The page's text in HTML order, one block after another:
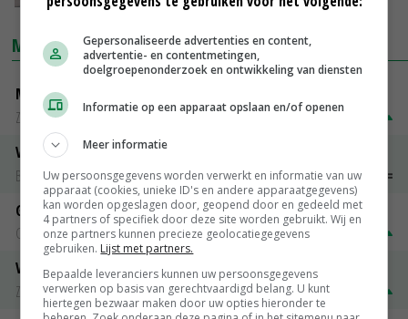
MARKTPRIJZEN
Magere melkpoeder
Zuivel NL
€ 269,00 € 7,00
Vleeskuikens 2001-2600 gr
Barneveld
€ 1,09~ € 1,11
Gerst
Groningen
€ 197,00
Volle melkpoeder
Zuivel NL
€ 345,00
Gepersonaliseerde advertenties en content,
advertentie- en contentmetingen,
doelgroepenonderzoek en ontwikkeling van diensten
Informatie op een apparaat opslaan en/of openen
Meer informatie
Uw persoonsgegevens worden verwerkt en informatie van uw
apparaat (cookies, unieke ID's en andere apparaatgegevens)
kan worden opgeslagen door, geopend door en gedeeld met
4 partners of specifiek door deze site worden gebruikt. Wij en
onze partners kunnen precieze geolocatiegegevens
gebruiken. Lijst met partners.
Bepaalde leveranciers kunnen uw persoonsgegevens
verwerken op basis van gerechtvaardigd belang. U kunt
hiertegen bezwaar maken door uw opties hieronder te